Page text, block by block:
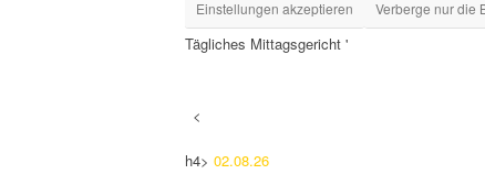
Einstellungen akzeptieren Verberge nur die
Tägliches Mittagsgericht '
<
h4> 02.08.26